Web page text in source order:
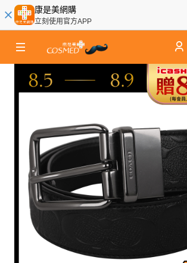
康是美網購
立刻使用官方APP